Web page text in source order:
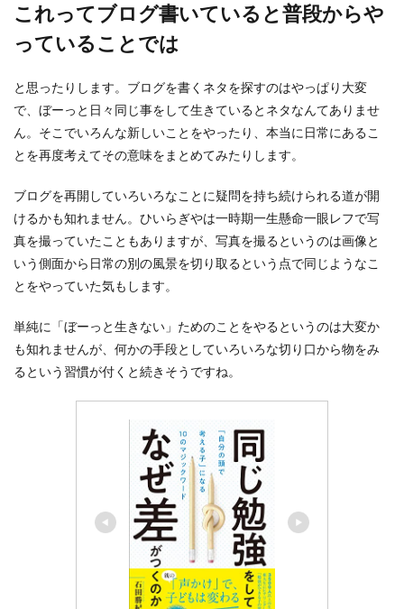
これってブログ書いていると普段からや
っていることでは
と思ったりします。ブログを書くネタを探すのはやっぱり大変
で、ぼーっと日々同じ事をして生きているとネタなんてありませ
ん。そこでいろんな新しいことをやったり、本当に日常にあるこ
とを再度考えてその意味をまとめてみたりします。
ブログを再開していろいろなことに疑問を持ち続けられる道が開
けるかも知れません。ひいらぎやは一時期一生懸命一眼レフで写
真を撮っていたこともありますが、写真を撮るというのは画像と
いう側面から日常の別の風景を切り取るという点で同じようなこ
とをやっていた気もします。
単純に「ぼーっと生きない」ためのことをやるというのは大変か
も知れませんが、何かの手段としていろいろな切り口から物をみ
るという習慣が付くと続きそうですね。